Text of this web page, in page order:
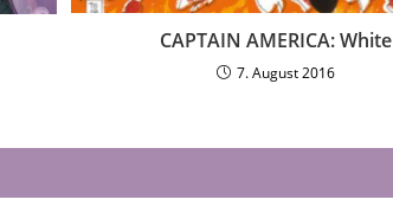
CAPTAIN AMERICA: White
7. August 2016